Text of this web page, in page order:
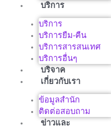
บริการ
บริการ
บริการยืม-คืน
บริการสารสนเทศ
บริการอื่นๆ
บริจาค
เกี่ยวกับเรา
ข้อมูลสำนัก
ติดต่อสอบถาม
ข่าวและ